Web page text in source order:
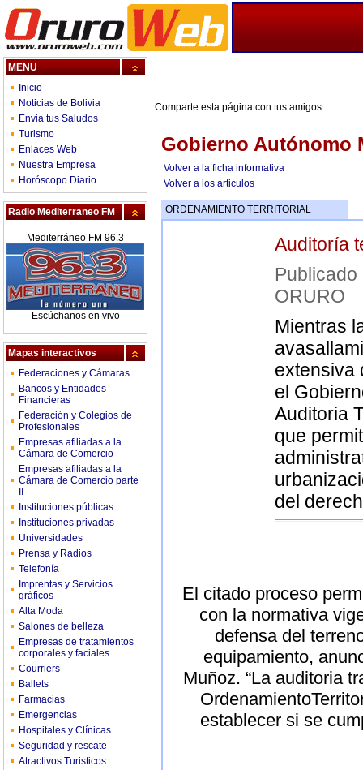
MENU
Inicio
Noticias de Bolivia
Envia tus Saludos
Turismo
Enlaces Web
Nuestra Empresa
Horóscopo Diario
Radio Mediterraneo FM
Mediterráneo FM 96.3
Escúchanos en vivo
Mapas interactivos
Federaciones y Cámaras
Bancos y Entidades
Financieras
Federación y Colegios de
Profesionales
Empresas afiliadas a la
Cámara de Comercio
Empresas afiliadas a la
Cámara de Comercio parte
Instituciones públicas
Instituciones privadas
Universidades
Prensa y Radios
Telefonía
Imprentas y Servicios
gráficos
Alta Moda
Salones de belleza
Empresas de tratamientos
corporales y faciales
Courriers
Ballets
Farmacias
Emergencias
Hospitales y Clínicas
Seguridad y rescate
Atractivos Turisticos
Comparte esta página con tus amigos
Gobierno Autónomo
Volver a la ficha informativa
Volver a los articulos
ORDENAMIENTO TERRITORIAL
Auditoría
ORURO
Mientras
extensiva
el
Auditoria
que
del
El citado proceso
con la normativa
defensa del
equipamiento,
Muñoz. “La auditoria
establecer si se